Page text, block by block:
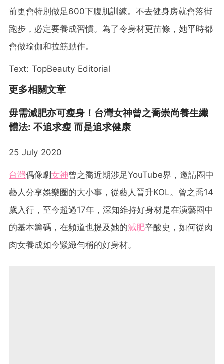
前更會特別做足600下腹肌訓練。不去健身房就會落街
跑步，必定要養成習慣。為了令身材更苗條，她平時都
會做瑜伽和拉筋動作。
Text: TopBeauty Editorial
更多相關文章
毋需減肥亦可瘦身！台灣女神曾之喬崇尚養生纖
體法: 不追求瘦 而是追求健康
25 July 2020
台灣偶像劇女神曾之喬近期涉足YouTube界，邀請圈中
藝人分享娛樂圈的大小事，從藝人晉升KOL。曾之喬14
歲入行，至今超過17年，深知維持好身材是在演藝圈中
的基本籌碼，在頻道也提及她的減肥辛酸史，如何從肉
肉女養成如今緊緻勻稱的好身材。